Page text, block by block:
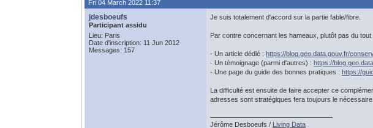
Fri 04 March 2022 11:37
jdesboeufs
Participant assidu
Lieu: Paris
Date d'inscription: 11 Jun 2012
Messages: 157
Je suis totalement d'accord sur la partie fable/fibre.
Par contre concernant les hameaux, plutôt pas du tout
- Un article dédié : https://blog.geo.data.gouv.fr/
- Un témoignage (parmi d'autres) : https://
- Une page du guide des bonnes pratiques : https://
La difficulté est ensuite de faire accepter ce
adresses sont stratégiques fera toujours le nécessaire.
Jérôme Desboeufs / Living Data